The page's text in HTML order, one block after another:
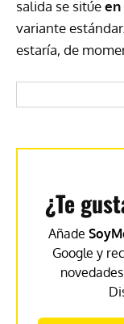
salida se sitúeen
variante
estaría, de
¿Te
Añade
Google y